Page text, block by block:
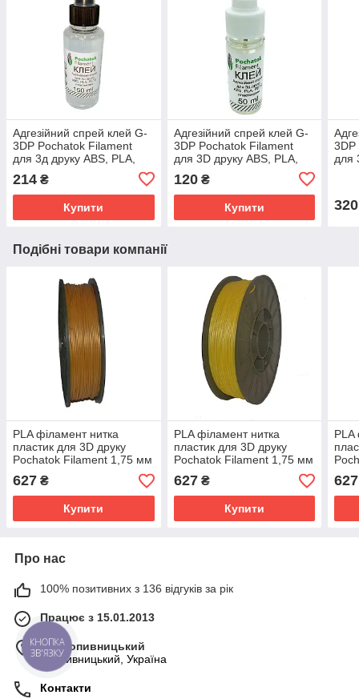
Адгезійний спрей клей G-
3DP Pochatok Filament
для 3д друку ABS, PLA,
PETG пластиками 150ml
214 ₴
Купити
Адгезійний спрей клей G-
3DP Pochatok Filament
для 3D друку ABS, PLA,
120₴
Купити
3DP
для
320
Подібні товари компанії
PLA філамент нитка
пластик для 3D друку
Pochatok Filament 1,75 мм
золотий шовковий
627 ₴
Купити
PLA філамент нитка
пластик для 3D друку
Pochatok Filament 1,75 мм
жовтовий шовковий
627₴
Купити
PLA
0,75
627
Про нас
100% позитивних з 136 відгуків за рік
Працює з 15.01.2013
м. Кропивницький
Кропивницький, Україна
Контакти
КНОПКА
ЗВ'ЯЗКУ